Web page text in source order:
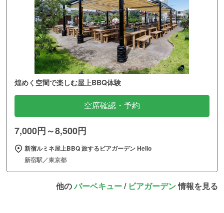
煌めく空間で楽しむ屋上BBQ体験
空席確認・予約
7,000円～8,500円
新宿ルミネ屋上BBQ 旅するビアガーデン Hello
新宿駅／東京都
他のバーベキュー/ ビアガーデン情報を見る